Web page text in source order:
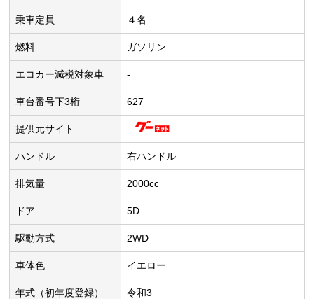
乗車定員 ４名
燃料 ガソリン
エコカー減税対象車 -
車台番号下3桁 627
提供元サイト
ハンドル 右ハンドル
排気量 2000cc
ドア 5D
駆動方式 2WD
車体色 イエロー
年式（初年度登録） 令和3